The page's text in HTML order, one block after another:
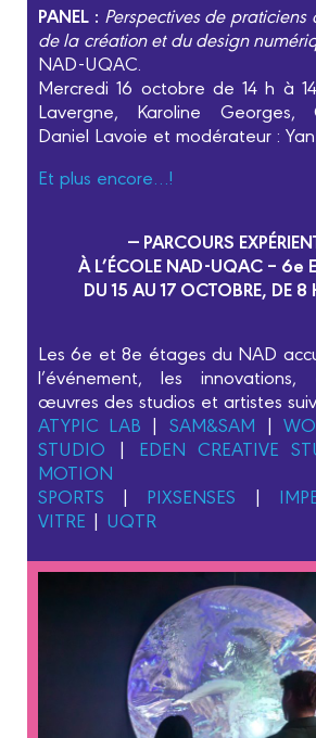
PANEL : Perspectives de praticiens
de la création et du design
NAD-UQAC.
Mercredi 16 octobre de 14 h à
Lavergne, Karoline Georges,
Daniel Lavoie et modérateur : Yan
Et plus encore…!
— PARCOURS
À L’ÉCOLE NAD-UQAC – 6e
DU 15 AU 17 OCTOBRE, DE
Les 6e et 8e étages du NAD
l’événement, les innovations,
œuvres des studios et artistes
ATYPIC LAB |SAM&SAM |
STUDIO | EDEN CREATIVE
MOTION
SPORTS | PIXSENSES |
VITRE | UQTR